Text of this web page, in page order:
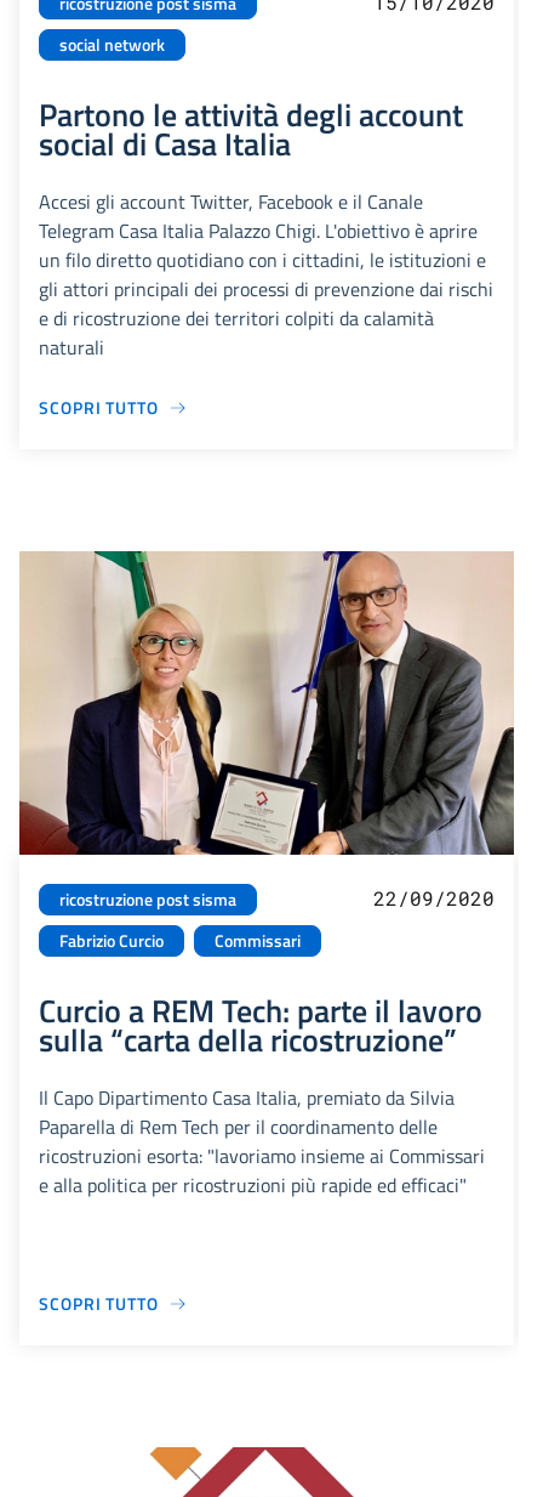
social network
Partono le attività degli account
social di Casa Italia
Accesi gli account Twitter, Facebook e il Canale
Telegram Casa Italia Palazzo Chigi. L'obiettivo è aprire
un filo diretto quotidiano con i cittadini, le istituzioni e
gli attori principali dei processi di prevenzione dai rischi
e di ricostruzione dei territori colpiti da calamità
naturali
SCOPRI TUTTO
ricostruzione post sisma
Fabrizio Curcio
Commissari
22/09/2020
Curcio a REM Tech: parte il lavoro
sulla “carta della ricostruzione”
Il Capo Dipartimento Casa Italia, premiato da Silvia
Paparella di Rem Tech per il coordinamento delle
ricostruzioni esorta: "lavoriamo insieme ai Commissari
e alla politica per ricostruzioni più rapide ed efficaci"
SCOPRI TUTTO